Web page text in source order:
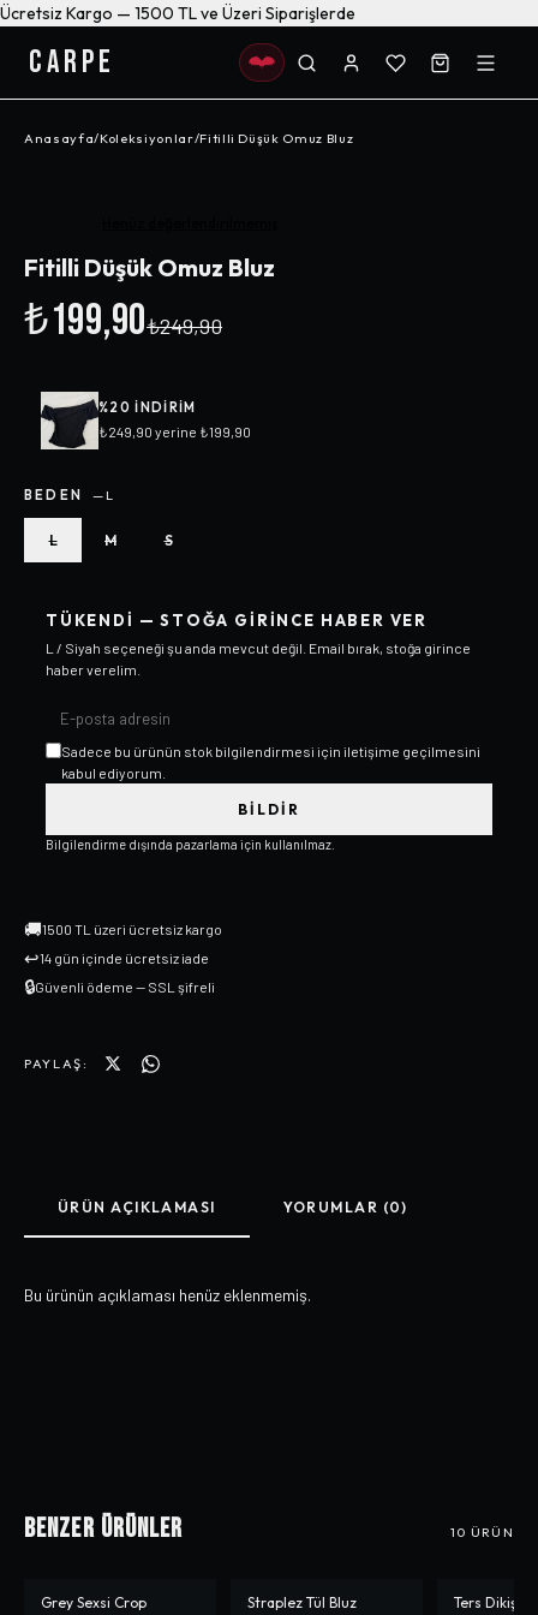
Ücretsiz Kargo — 1500 TL ve Üzeri Siparişlerde
CARPE
Anasayfa/Koleksiyonlar/Fitilli Düşük Omuz Bluz
Fitilli Düşük Omuz Bluz
₺199,90₺249,90
%20 INDIRIM
₺249,90 yerine ₺199,90
BEDEN — L
L M S
TÜKENDI — STOĞA GIRINCE HABER VER
L / Siyah seçeneği şu anda mevcut değil. Email bırak, stoğa girince
haber verelim.
Sadece bu ürünün stok bilgilendirmesi için iletişime geçilmesini
kabul ediyorum.
BILDIR
Bilgilendirme dışında pazarlama için kullanılmaz.
🚚1500 TL üzeri ücretsiz kargo
↩14 gün içinde ücretsiz iade
🔒Güvenli ödeme — SSL şifreli
PAYLAŞ:
ÜRÜN AÇIKLAMASI YORUMLAR (0)
Bu ürünün açıklaması henüz eklenmemiş.
Benzer Ürünler 10 ÜRÜN
-%50
Grey Sexsi Crop -%70
Straplez Tül Bluz -%50
Ters Dikiş